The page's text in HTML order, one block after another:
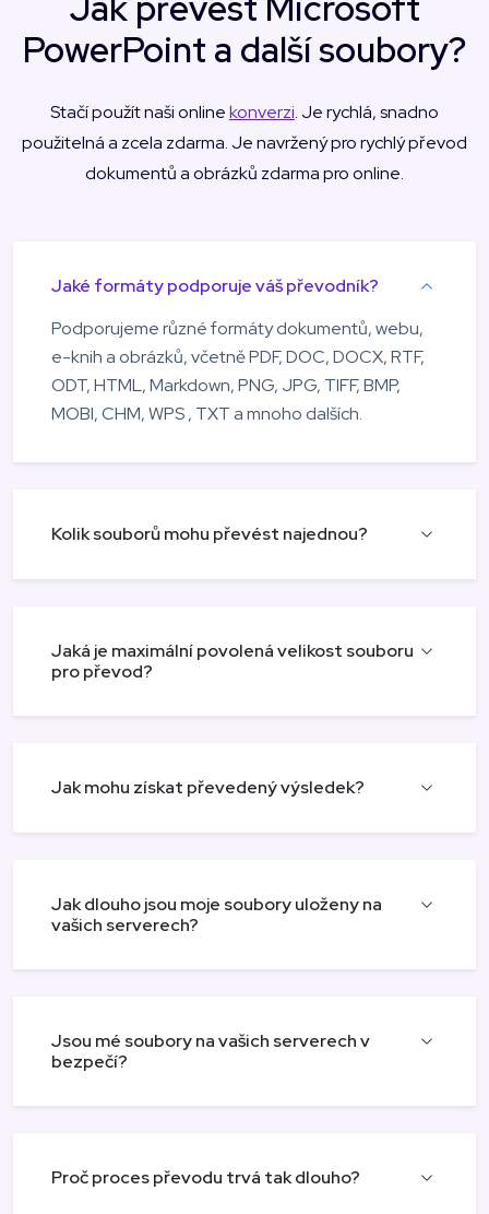
PowerPoint a další soubory?
Stačí použít naši onlinekonverzi. Je rychlá, snadno
použitelná a zcela zdarma. Je navržený pro rychlý převod
dokumentů a obrázků zdarma pro online.
Jaké formáty podporuje váš převodník?
Podporujeme různé formáty dokumentů, webu,
e-knih a obrázků, včetně PDF, DOC, DOCX, RTF,
ODT, HTML, Markdown, PNG, JPG, TIFF, BMP,
MOBI, CHM, WPS , TXT a mnoho dalších.
Kolik souborů mohu převést najednou?
Jaká je maximální povolená velikost souboru
pro převod?
Jak mohu získat převedený výsledek?
Jak dlouho jsou moje soubory uloženy na
vašich serverech?
Jsou mé soubory na vašich serverech v
bezpečí?
Proč proces převodu trvá tak dlouho?